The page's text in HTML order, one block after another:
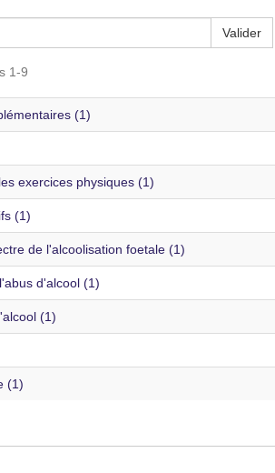
Valider
1-9
(1)
exercices physiques (1)
(1)
de l'alcoolisation foetale (1)
d'alcool (1)
(1)
(1)